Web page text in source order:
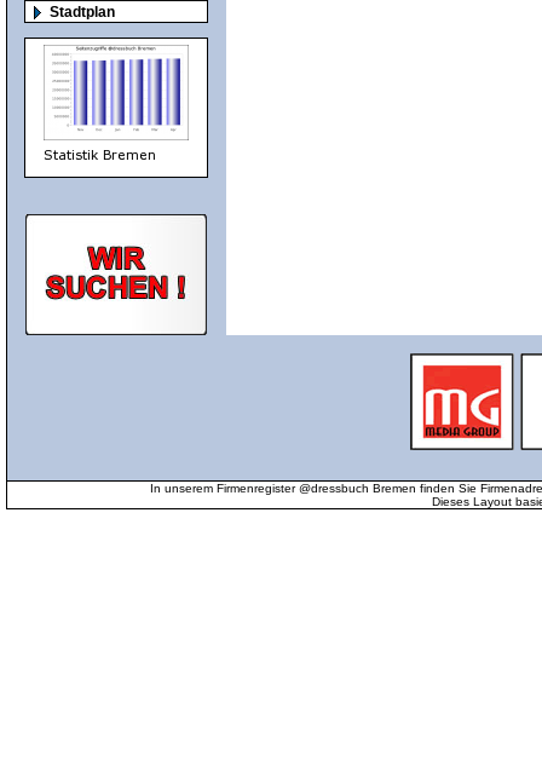
Stadtplan
In unserem Firmenregister @dressbuch Bremen finden Sie
Dieses Layout